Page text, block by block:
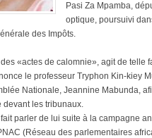
Pasi Za Mpamba,
optique, poursuivi
des Impôts.
«actes de calomnie», agit de telle
le professeur Tryphon Kin-kiey
Nationale, Jeannine Mabunda,
devant les tribunaux.
parler de lui suite à la campagne
(Réseau des parlementaires